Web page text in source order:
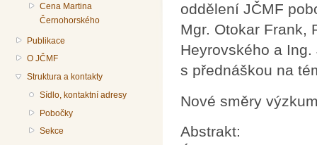
Cena Martina
Černohorského
Publikace
O JČMF
Struktura a kontakty
Sídlo, kontaktní adresy
Pobočky
Sekce
oddělení JČMF
Mgr. Otokar Frank,
Heyrovského a
s přednáškou na
Nové směry
Abstrakt: